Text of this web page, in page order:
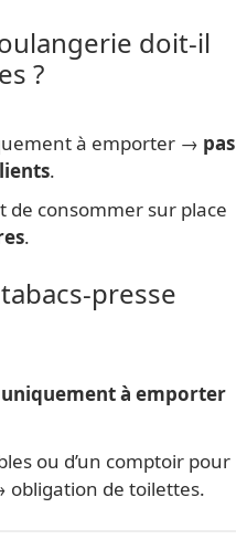
doit-il
?
à emporter → pas
.
de consommer sur place
.
presse
uniquement à emporter
ou d’un comptoir pour
obligation de toilettes.